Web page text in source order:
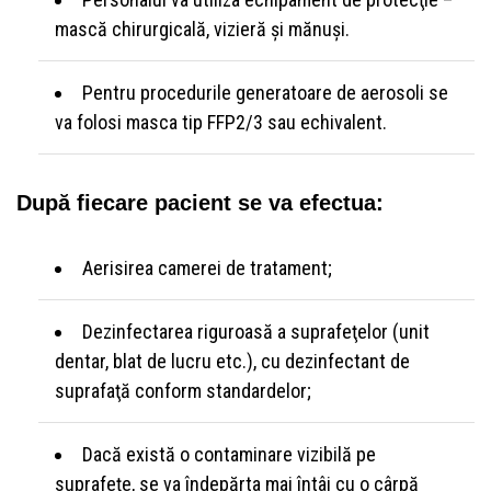
mască chirurgicală, vizieră şi mănuşi.
Pentru procedurile generatoare de aerosoli se
va folosi masca tip FFP2/3 sau echivalent.
După fiecare pacient se va efectua:
Aerisirea camerei de tratament;
Dezinfectarea riguroasă a suprafeţelor (unit
dentar, blat de lucru etc.), cu dezinfectant de
suprafaţă conform standardelor;
Dacă există o contaminare vizibilă pe
suprafeţe, se va îndepărta mai întâi cu o cârpă